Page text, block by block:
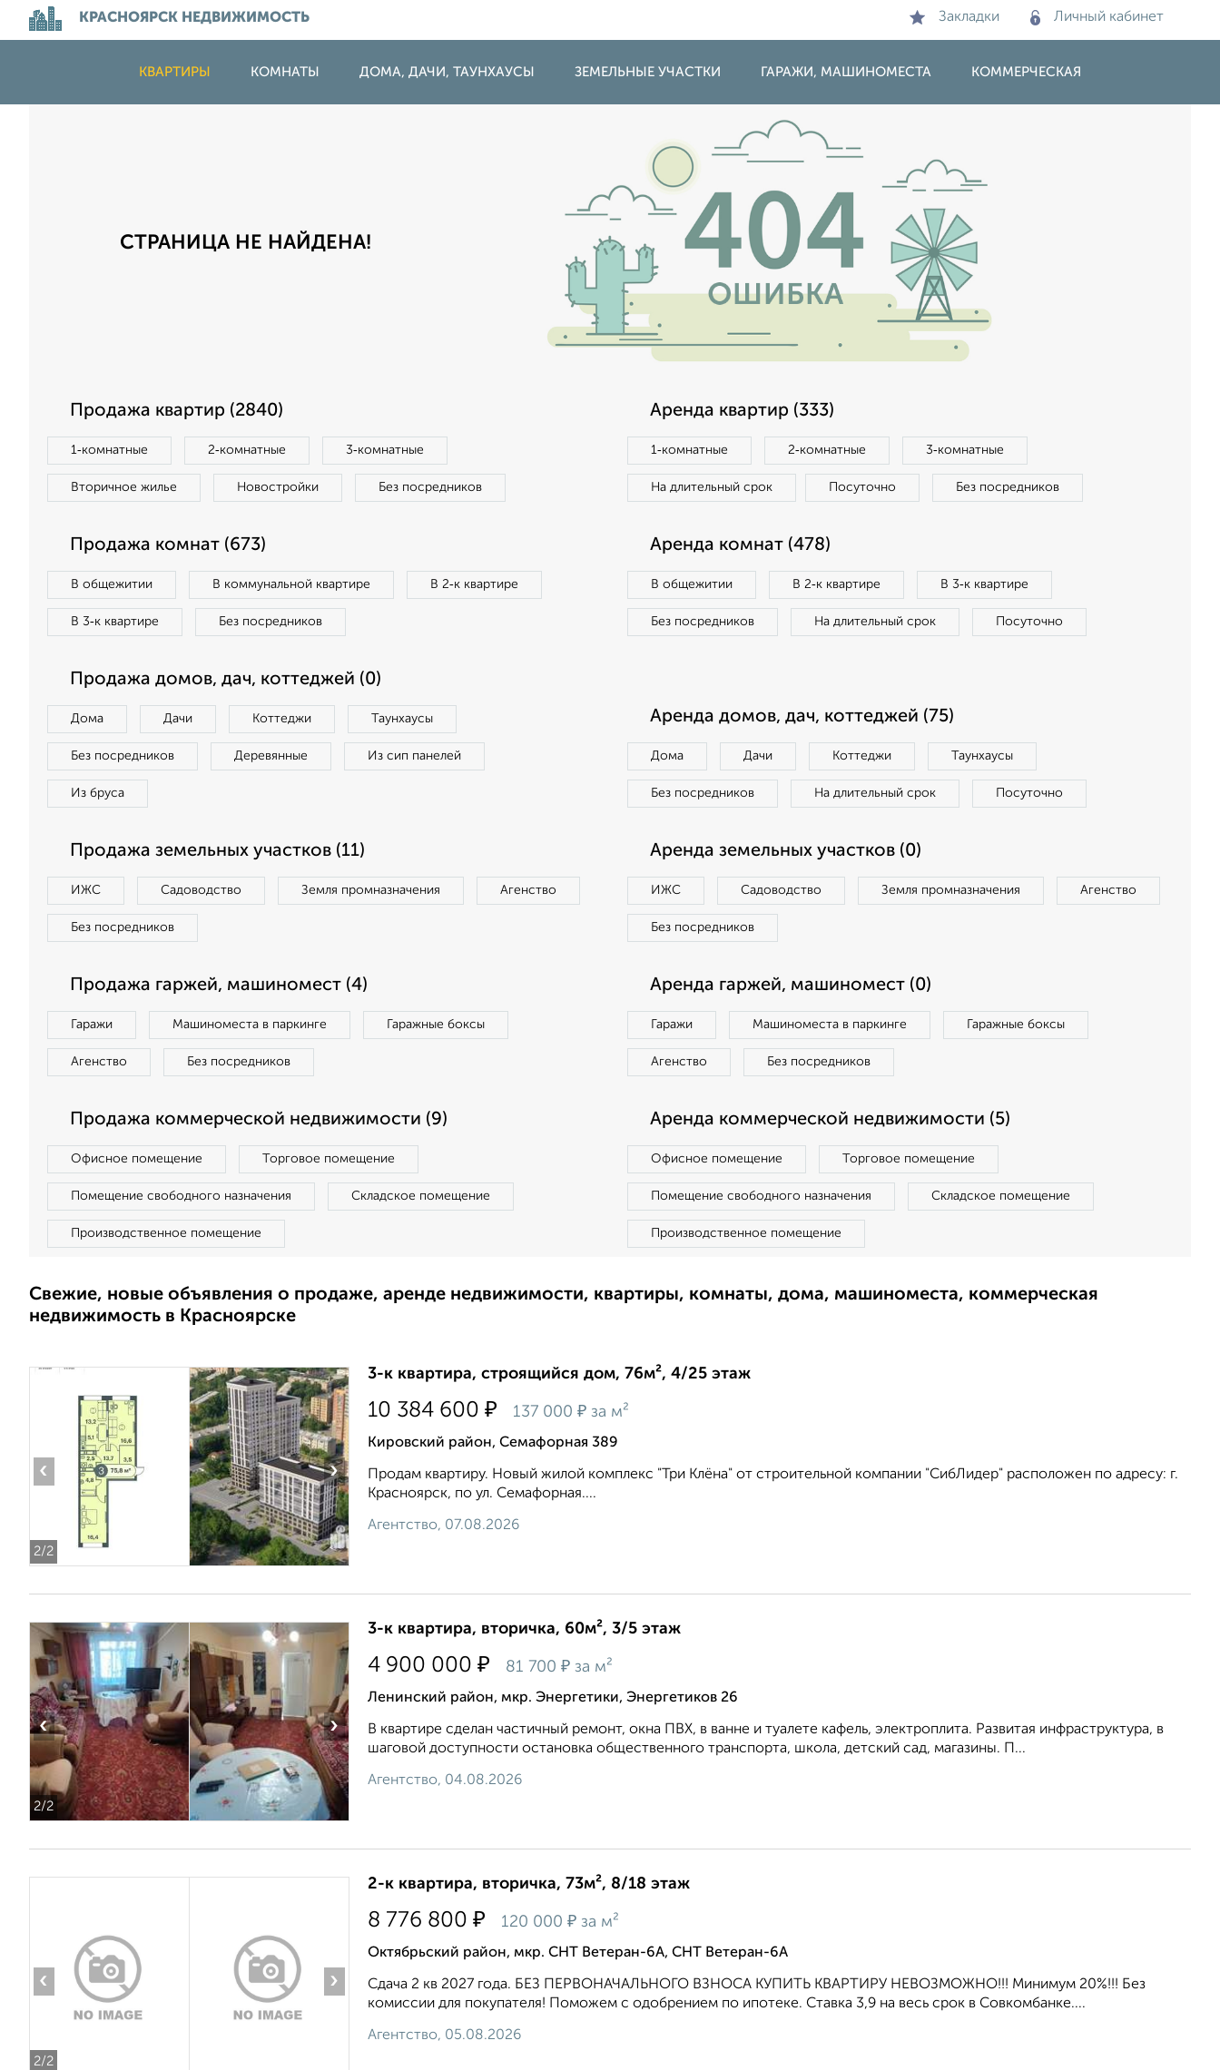
КРАСНОЯРСК НЕДВИЖИМОСТЬ Закладки Личный кабинет
КВАРТИРЫ КОМНАТЫ ДОМА, ДАЧИ, ТАУНХАУСЫ ЗЕМЕЛЬНЫЕ УЧАСТКИ ГАРАЖИ, МАШИНОМЕСТА КОММЕРЧЕСКАЯ
СТРАНИЦА НЕ НАЙДЕНА!
Продажа квартир (2840)
1‑комнатные 2‑комнатные 3‑комнатные
Вторичное жилье Новостройки Без посредников
Аренда квартир (333)
1‑комнатные 2‑комнатные 3‑комнатные
На длительный срок Посуточно Без посредников
Продажа комнат (673)
В общежитии В коммунальной квартире В 2‑к квартире
В 3‑к квартире Без посредников
Аренда комнат (478)
В общежитии В 2‑к квартире В 3‑к квартире
Без посредников На длительный срок Посуточно
Продажа домов, дач, коттеджей (0)
Дома Дачи Коттеджи Таунхаусы
Без посредников Деревянные Из сип панелей
Из бруса
Аренда домов, дач, коттеджей (75)
Дома Дачи Коттеджи Таунхаусы
Без посредников На длительный срок Посуточно
Продажа земельных участков (11)
ИЖС Садоводство Земля промназначения Агенство
Без посредников
Аренда земельных участков (0)
ИЖС Садоводство Земля промназначения Агенство
Без посредников
Продажа гаржей, машиномест (4)
Гаражи Машиноместа в паркинге Гаражные боксы
Агенство Без посредников
Аренда гаржей, машиномест (0)
Гаражи Машиноместа в паркинге Гаражные боксы
Агенство Без посредников
Продажа коммерческой недвижимости (9)
Офисное помещение Торговое помещение
Помещение свободного назначения Складское помещение
Производственное помещение
Аренда коммерческой недвижимости (5)
Офисное помещение Торговое помещение
Помещение свободного назначения Складское помещение
Производственное помещение
Свежие, новые объявления о продаже, аренде недвижимости, квартиры, комнаты, дома, машиноместа, коммерческая
недвижимость в Красноярске
2/2
‹ ›
3-к квартира, строящийся дом, 76м², 4/25 этаж
10 384 600 ₽ 137 000 ₽ за м²
Кировский район, Семафорная 389
Продам квартиру. Новый жилой комплекс "Три Клёна" от строительной компании "СибЛидер" расположен по адресу: г.
Красноярск, по ул. Семафорная....
Агентство, 07.08.2026
2/2
‹ ›
3-к квартира, вторичка, 60м², 3/5 этаж
4 900 000 ₽ 81 700 ₽ за м²
Ленинский район, мкр. Энергетики, Энергетиков 26
В квартире сделан частичный ремонт, окна ПВХ, в ванне и туалете кафель, электроплита. Развитая инфраструктура, в
шаговой доступности остановка общественного транспорта, школа, детский сад, магазины. П...
Агентство, 04.08.2026
2/2
‹ ›
2-к квартира, вторичка, 73м², 8/18 этаж
8 776 800 ₽ 120 000 ₽ за м²
Октябрьский район, мкр. СНТ Ветеран-6А, СНТ Ветеран-6А
Сдача 2 кв 2027 года. БЕЗ ПЕРВОНАЧАЛЬНОГО ВЗНОСА КУПИТЬ КВАРТИРУ НЕВОЗМОЖНО!!! Минимум 20%!!! Без
комиссии для покупателя! Поможем с одобрением по ипотеке. Ставка 3,9 нa весь срок в Совкомбанке....
Агентство, 05.08.2026